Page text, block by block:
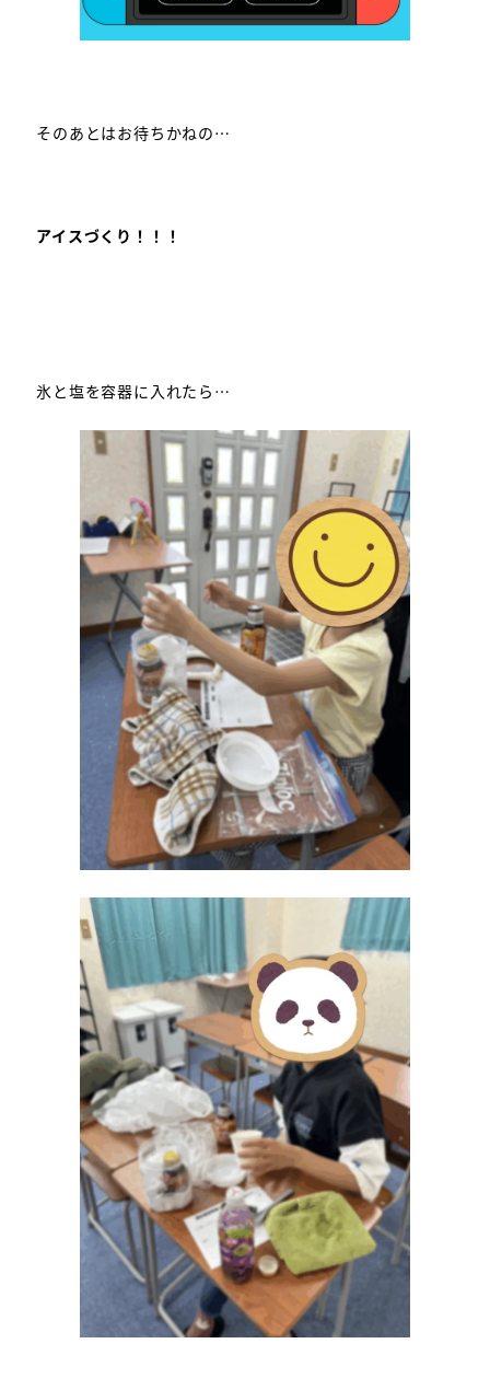
そのあとはお待ちかねの…
アイスづくり！！！
氷と塩を容器に入れたら…